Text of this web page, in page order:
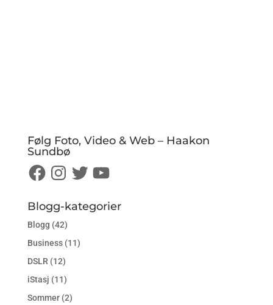
Følg Foto, Video & Web – Haakon
Sundbø
FacebookInstagram
TwitterYouTube
Blogg-kategorier
Blogg (42)
Business(11)
DSLR (12)
iStasj (11)
Sommer(2)